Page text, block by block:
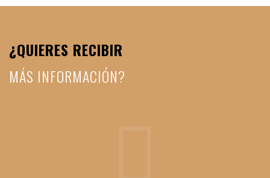
¿QUIERES RECIBIR
MÁS INFORMACIÓN?